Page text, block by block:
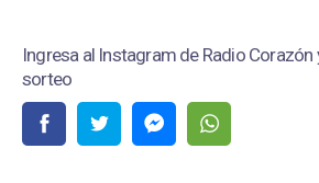
Ingresa al Instagram de Radio Corazón
sorteo